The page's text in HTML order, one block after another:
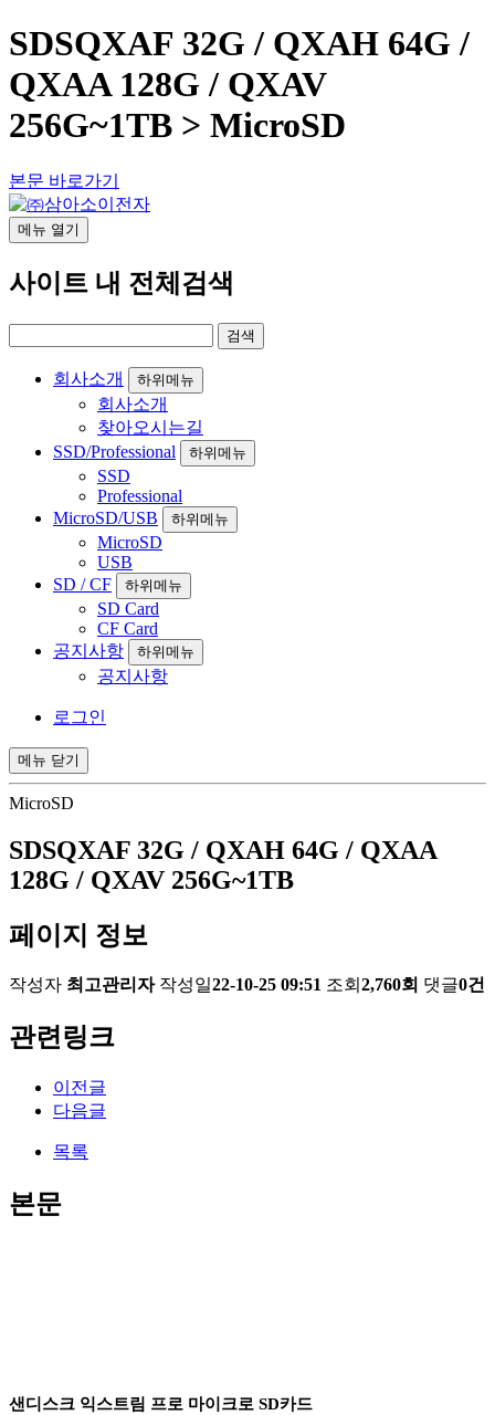
SDSQXAF 32G / QXAH 64G /
QXAA 128G / QXAV
256G~1TB > MicroSD
본문 바로가기
메뉴 열기
사이트 내 전체검색
회사소개 하위메뉴
회사소개
찾아오시는길
SSD/Professional
하위메뉴
SSD
Professional
MicroSD/USB
하위메뉴
MicroSD
USB
SD / CF
하위메뉴
SD Card
CF Card
공지사항
하위메뉴
공지사항
로그인
메뉴 닫기
MicroSD
SDSQXAF 32G / QXAH 64G / QXAA
128G / QXAV 256G~1TB
페이지 정보
작성자 최고관리자 작성일22-10-25 09:51 조회 2,760회 댓글0건
관련링크
이전글
다음글
목록
본문
샌디스크 익스트림 프로 마이크로 SD카드